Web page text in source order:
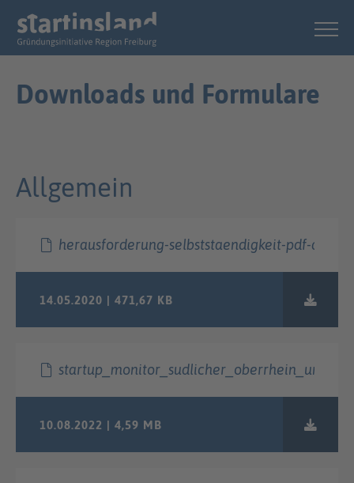
Downloads und Formulare
Allgemein
herausforderung-selbststaendigkeit-pdf-
14.05.2020 | 471,67 KB
10.08.2022 | 4,59 MB